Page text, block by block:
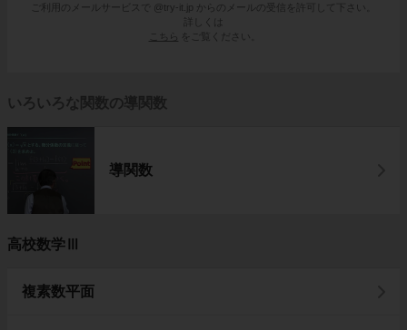
ご利用のメールサービスで @try-it.jp からのメールの受信を許可して下さい。
詳しくは
こちら
をご覧ください。
いろいろな関数の導関数
導関数
高校数学Ⅲ
複素数平面